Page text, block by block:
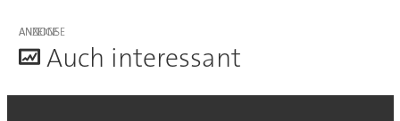
ANZEIGE
Auch interessant